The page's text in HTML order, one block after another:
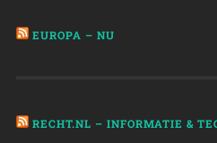
EUROPA – NU
RECHT.NL – INFORMATIE &